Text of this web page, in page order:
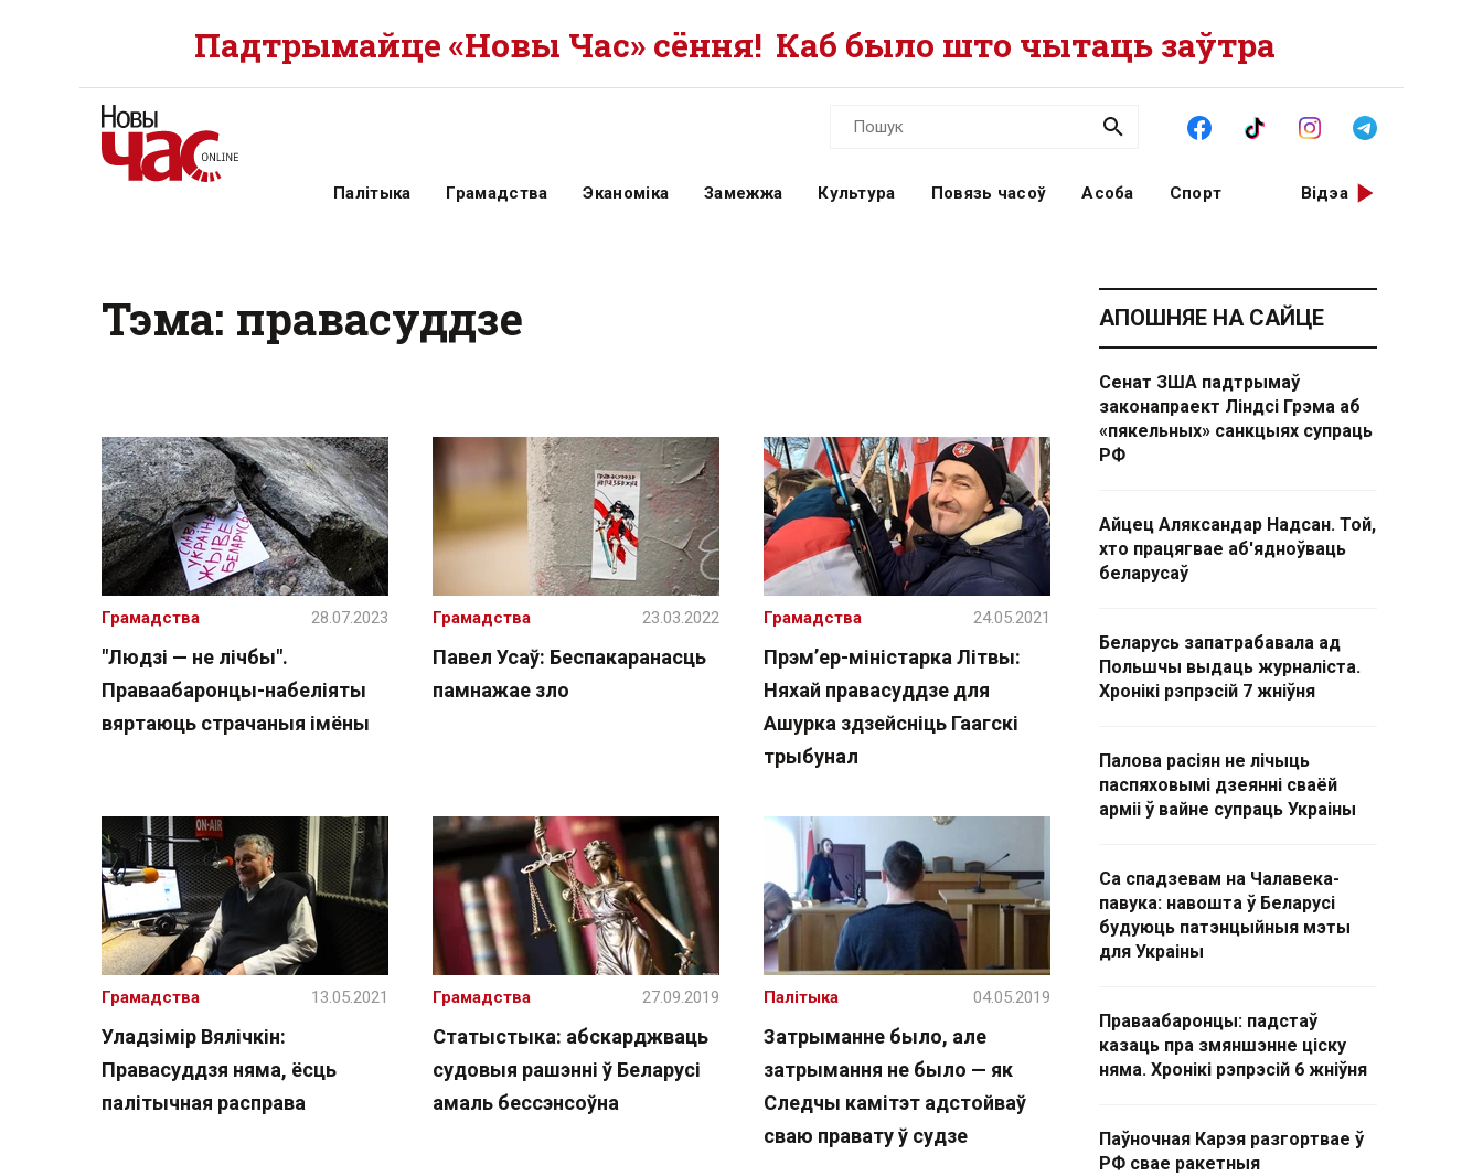
Падтрымайце «Новы Час» сёння! Каб было што чытаць заўтра
Палітыка Грамадства Эканоміка Замежжа Культура Повязь часоў Асоба Спорт Відэа
Тэма: правасуддзе
"Людзі — не лічбы".
Праваабаронцы-набеліяты
вяртаюць страчаныя імёны
Грамадства 28.07.2023
Павел Усаў: Беспакаранасць
памнажае зло
Грамадства 23.03.2022
Прэм’ер-міністарка Літвы:
Няхай правасуддзе для
Ашурка здзейсніць Гаагскі
трыбунал
Грамадства 24.05.2021
Уладзімір Вялічкін:
Правасуддзя няма, ёсць
палітычная расправа
Грамадства 13.05.2021
Статыстыка: абскарджваць
судовыя рашэнні ў Беларусі
амаль бессэнсоўна
Грамадства 27.09.2019
Затрыманне было, але
затрымання не было — як
Следчы камітэт адстойваў
сваю правату ў судзе
Палітыка 04.05.2019
АПОШНЯЕ НА САЙЦЕ
Сенат ЗША падтрымаў
законапраект Ліндсі Грэма аб
«пякельных» санкцыях супраць
РФ
Айцец Аляксандар Надсан. Той,
хто працягвае аб'ядноўваць
беларусаў
Беларусь запатрабавала ад
Польшчы выдаць журналіста.
Хронікі рэпрэсій 7 жніўня
Палова расіян не лічыць
паспяховымі дзеянні сваёй
арміі ў вайне супраць Украіны
Са спадзевам на Чалавека-
павука: навошта ў Беларусі
будуюць патэнцыйныя мэты
для Украіны
Праваабаронцы: падстаў
казаць пра змяншэнне ціску
няма. Хронікі рэпрэсій 6 жніўня
Паўночная Карэя разгортвае ў
РФ свае ракетныя